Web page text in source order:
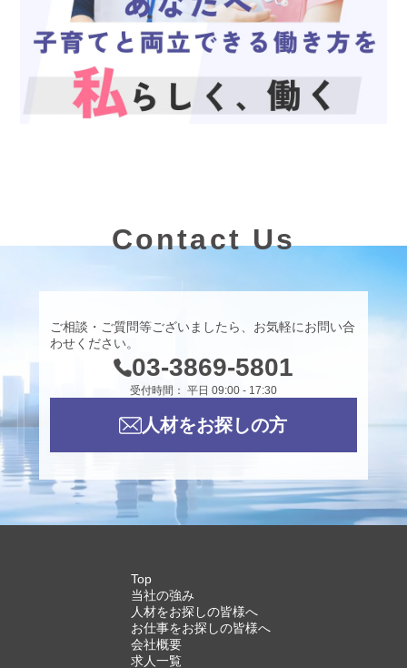
Contact Us
ご相談・ご質問等ございましたら、お気軽にお問い合
わせください。
03-3869-5801
受付時間： 平日 09:00 - 17:30
人材をお探しの方
Top
当社の強み
人材をお探しの皆様へ
お仕事をお探しの皆様へ
会社概要
求人一覧